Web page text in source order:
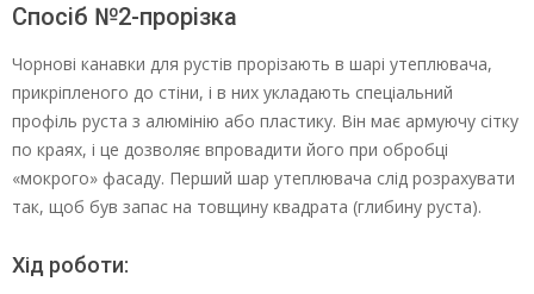
Спосіб №2-прорізка
Чорнові канавки для рустів прорізають в шарі утеплювача,
прикріпленого до стіни, і в них укладають спеціальний
профіль руста з алюмінію або пластику. Він має армуючу сітку
по краях, і це дозволяє впровадити його при обробці
«мокрого» фасаду. Перший шар утеплювача слід розрахувати
так, щоб був запас на товщину квадрата (глибину руста).
Хід роботи: